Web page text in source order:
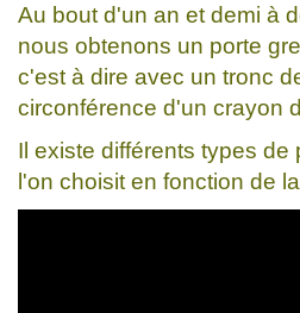
Au bout d'un an et demi à
nous obtenons un porte
c'est à dire avec un tronc
circonférence d'un crayon
Il existe différents types de
l'on choisit en fonction de